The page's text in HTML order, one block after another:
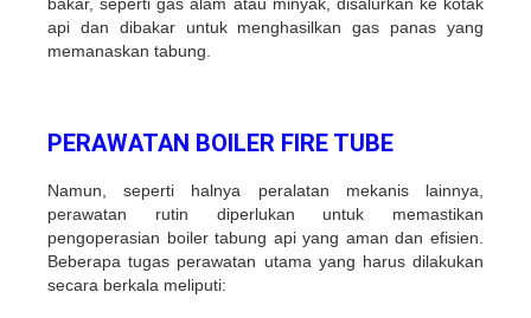
api dan dibakar untuk menghasilkan gas panas yang
memanaskan tabung.
PERAWATAN BOILER FIRE TUBE
Namun, seperti halnya peralatan mekanis lainnya,
perawatan rutin diperlukan untuk memastikan
pengoperasian boiler tabung api yang aman dan efisien.
Beberapa tugas perawatan utama yang harus dilakukan
secara berkala meliputi: